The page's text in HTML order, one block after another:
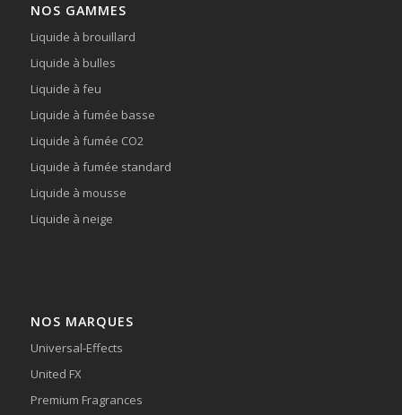
NOS GAMMES
Liquide à brouillard
Liquide à bulles
Liquide à feu
Liquide à fumée basse
Liquide à fumée CO2
Liquide à fumée standard
Liquide à mousse
Liquide à neige
NOS MARQUES
Universal-Effects
United FX
Premium Fragrances